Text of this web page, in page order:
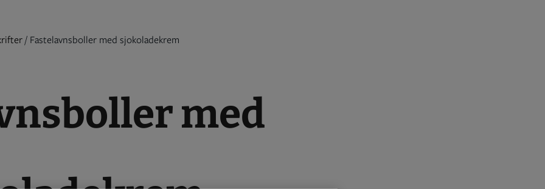
/ Fastelavnsboller med sjokoladekrem
med